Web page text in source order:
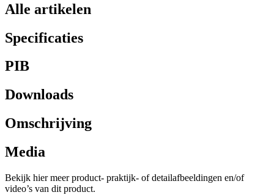
Alle artikelen
Specificaties
PIB
Downloads
Omschrijving
Media
Bekijk hier meer product- praktijk- of detailafbeeldingen en/of
video’s van dit product.